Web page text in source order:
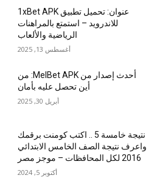
عنوان: تحميل تطبيق 1xBet APK
للاندرويد – استمتع بالمراهنات
الرياضية والألعاب
أغسطس 13, 2025
أحدث إصدار من MelBet APK: من
أين تحصل عليه بأمان
أبريل 30, 2025
نتيجة خامسة 5 .. اكتب كومنت برقمك
واعرف نتيجة الصف الخامس الابتدائي
2016 لكل المحافظات – موجز مصر
أكتوبر 5, 2024